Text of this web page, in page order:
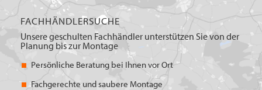
FACHHÄNDLERSUCHE
Unsere geschulten Fachhändler unterstützen Sie von der
Planung bis zur Montage
Persönliche Beratung bei Ihnen vor Ort
Fachgerechte und saubere Montage